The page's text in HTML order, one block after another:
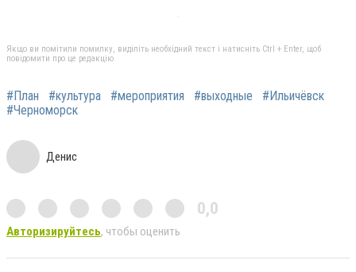
Якщо ви помітили помилку, виділіть необхідний текст і натисніть Ctrl + Enter, щоб
повідомити про це редакцію
#План #культура #мероприятия #выходные
#Ильичёвск
#Черноморск
Денис
0,0
Авторизируйтесь, чтобы оценить